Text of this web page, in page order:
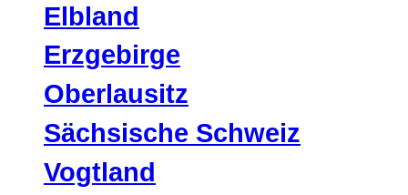
Elbland
Erzgebirge
Oberlausitz
Sächsische Schweiz
Vogtland